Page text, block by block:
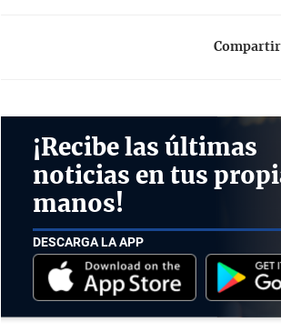
¡Recibe las últimas
noticias en tus
manos!
DESCARGA LA APP